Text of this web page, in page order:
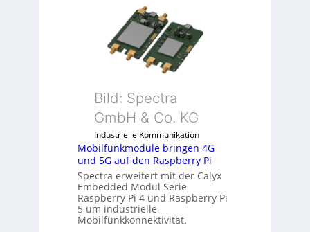
m
i
t
S
p
z
i
l
m
m
b
r
-
Z
o
l
l
I
d
u
s
t
r
e
-
Bild: Spectra
GmbH & Co. KG
Industrielle Kommunikation
Mobilfunkmodule bringen 4G
und 5G auf den Raspberry Pi
Spectra erweitert mit der Calyx
Embedded Modul Serie
Raspberry Pi 4 und Raspberry Pi
5 um industrielle
Mobilfunkkonnektivität.